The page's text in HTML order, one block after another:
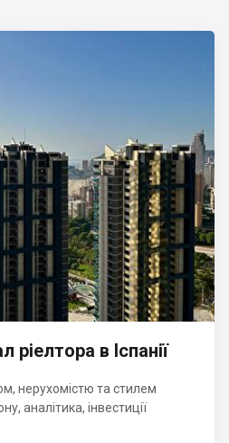
ріелтора в Іспанії
нерухомістю та стилем
аналітика, інвестиції